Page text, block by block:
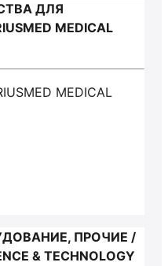
ДЛЯ
MEDICAL
MEDICAL
ПРОЧИЕ /
& TECHNOLOGY